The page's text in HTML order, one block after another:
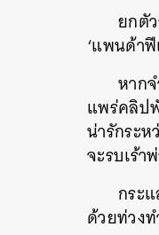
ยกตั
‘แพนด้าฟี
หาก
แพร่คลิป
น่ารักระห
จะรบเร้า
กระ
ด้วยท่วง